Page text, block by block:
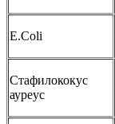
E.Coli
Стафилококус
ауреус